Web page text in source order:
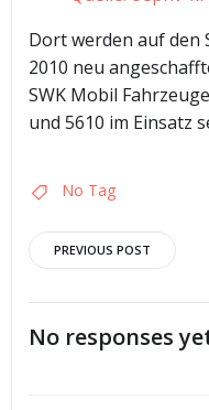
Dort werden auf den
2010 neu
SWK Mobil
und 5610 im Einsatz
No Tag
Post
PREVIOUS POST
No responses